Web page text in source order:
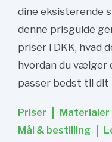
dine eksisterende
denne prisguide
priser i DKK, hvad
hvordan du vælger
passer bedst til dit
Priser Materialer
Mål & bestilling